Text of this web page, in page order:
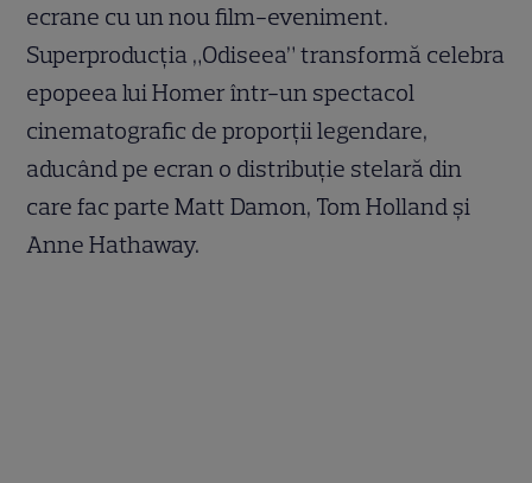
ecrane cu un nou film-eveniment.
Superproducția „Odiseea” transformă celebra
epopeea lui Homer într-un spectacol
cinematografic de proporții legendare,
aducând pe ecran o distribuție stelară din
care fac parte Matt Damon, Tom Holland și
Anne Hathaway.